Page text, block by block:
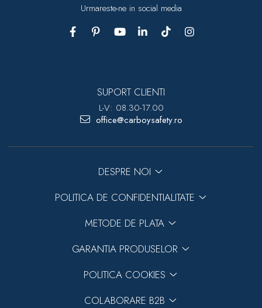
Urmareste-ne in social media
SUPORT CLIENTI
L-V: 08.30-17.00
office@carboysafety.ro
DESPRE NOI
POLITICA DE CONFIDENTIALITATE
METODE DE PLATA
GARANTIA PRODUSELOR
POLITICA COOKIES
COLABORARE B2B